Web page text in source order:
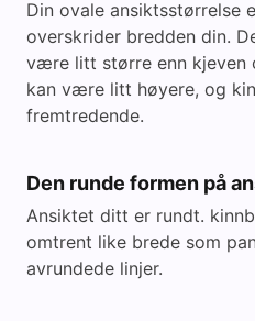
Din ovale ansiktsstørrelse
overskrider bredden din.
være litt større enn kjeven
kan være litt høyere, og
fremtredende.
Den runde formen på
Ansiktet ditt er rundt.
omtrent like brede som
avrundede linjer.